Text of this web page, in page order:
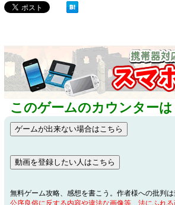
このゲームのカウンター
無料ゲーム攻略、感想を書こう。作者様への批判は
公序良俗に反する内容や違法な画像等、法にふれ